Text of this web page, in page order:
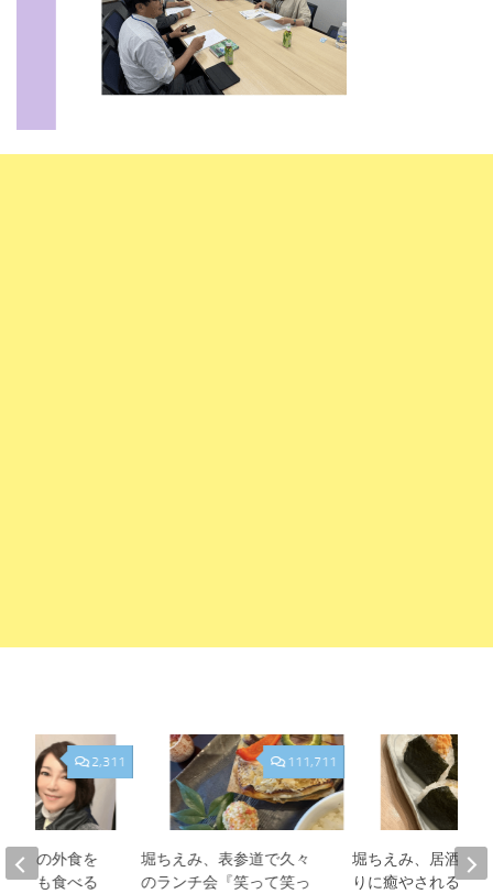
111,711
堀ちえみ、表参道で久々
のランチ会『笑って笑っ
堀ちえみ、居酒屋
りに癒やされる夜
2,311
夫との外食を
よりも食べる